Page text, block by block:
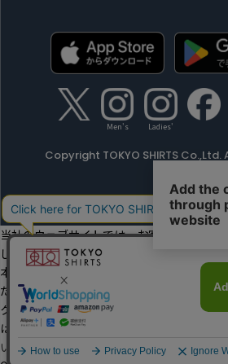
Men's Ladies'
Copyright TOKYO SHIRTS
当社のウェブサイトでは、お客様の利便性
しています。
本ウェブサイトをこのままご利用になる場
ただいたものとみなします。
クッキーを通じて収集する情報には、「お
は一切含まれておりません。詳細は
い
。